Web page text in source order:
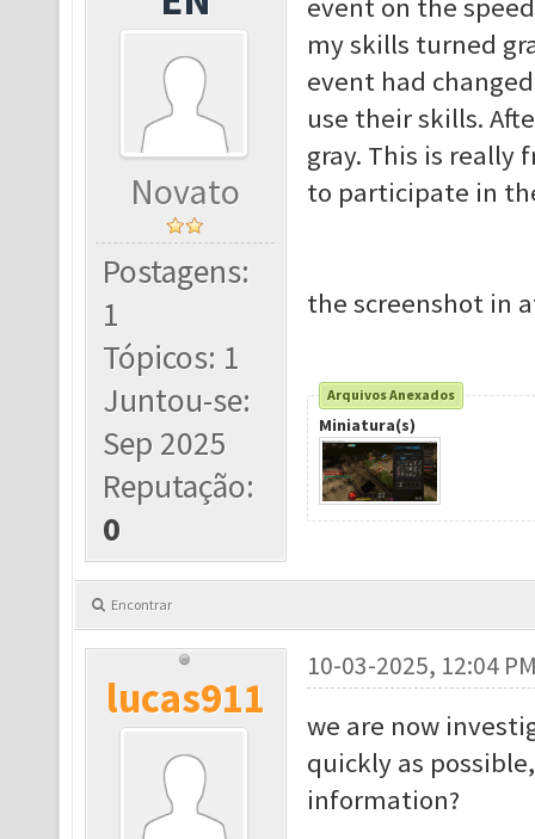
Novato
Postagens:
1
Tópicos: 1
Juntou-se:
Sep 2025
Reputação:
0
event on the
my skills turned
event had
use their skills.
gray. This is really
to participate in
the screenshot in
Arquivos Anexados
Miniatura(s)
Encontrar
lucas911
10-03-2025, 12:04
we are now
quickly as
information?